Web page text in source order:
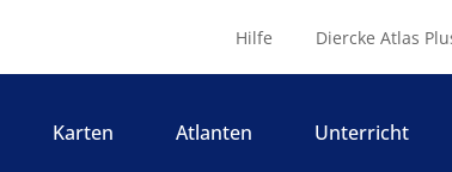
Hilfe Diercke Atlas
Karten Atlanten Unterricht